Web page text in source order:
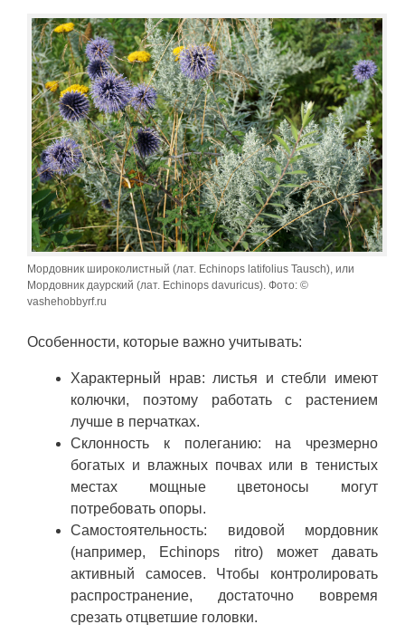
Мордовник широколистный (лат. Echinops latifolius Tausch), или
Мордовник даурский (лат. Echinops davuricus). Фото: ©
vashehobbyrf.ru
Особенности, которые важно учитывать:
Характерный нрав: листья и стебли имеют
колючки, поэтому работать с растением
лучше в перчатках.
Склонность к полеганию: на чрезмерно
богатых и влажных почвах или в тенистых
местах мощные цветоносы могут
потребовать опоры.
Самостоятельность: видовой мордовник
(например, Echinops ritro) может давать
активный самосев. Чтобы контролировать
распространение, достаточно вовремя
срезать отцветшие головки.